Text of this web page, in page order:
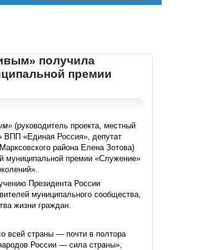
получила
премии
(руководитель проекта, местный
ВПП «Единая Россия», депутат
района Елена Зотова)
муниципальной премии «Служение»
Президента России
муниципального сообщества,
жизни граждан.
всей страны — почти в полтора
России — сила страны»,